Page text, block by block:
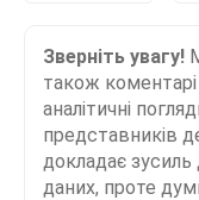
Зверніть увагу!
також
аналітичні
представників
докладає зусиль
даних, проте